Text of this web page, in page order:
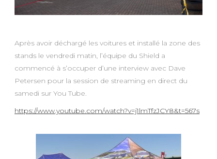
Après avoir déchargé les voitures et installé la zone des
stands le vendredi matin, l’équipe du Shield a
commencé à s’occuper d’une interview avec Dave
Petersen pour la session de streaming en direct du
samedi sur You Tube.
https://www.youtube.com/watch?v=j1lmTfzJCY8&t=567s